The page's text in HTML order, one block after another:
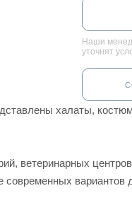
Наши
уточнят
халаты,
ветеринарных
вариантов